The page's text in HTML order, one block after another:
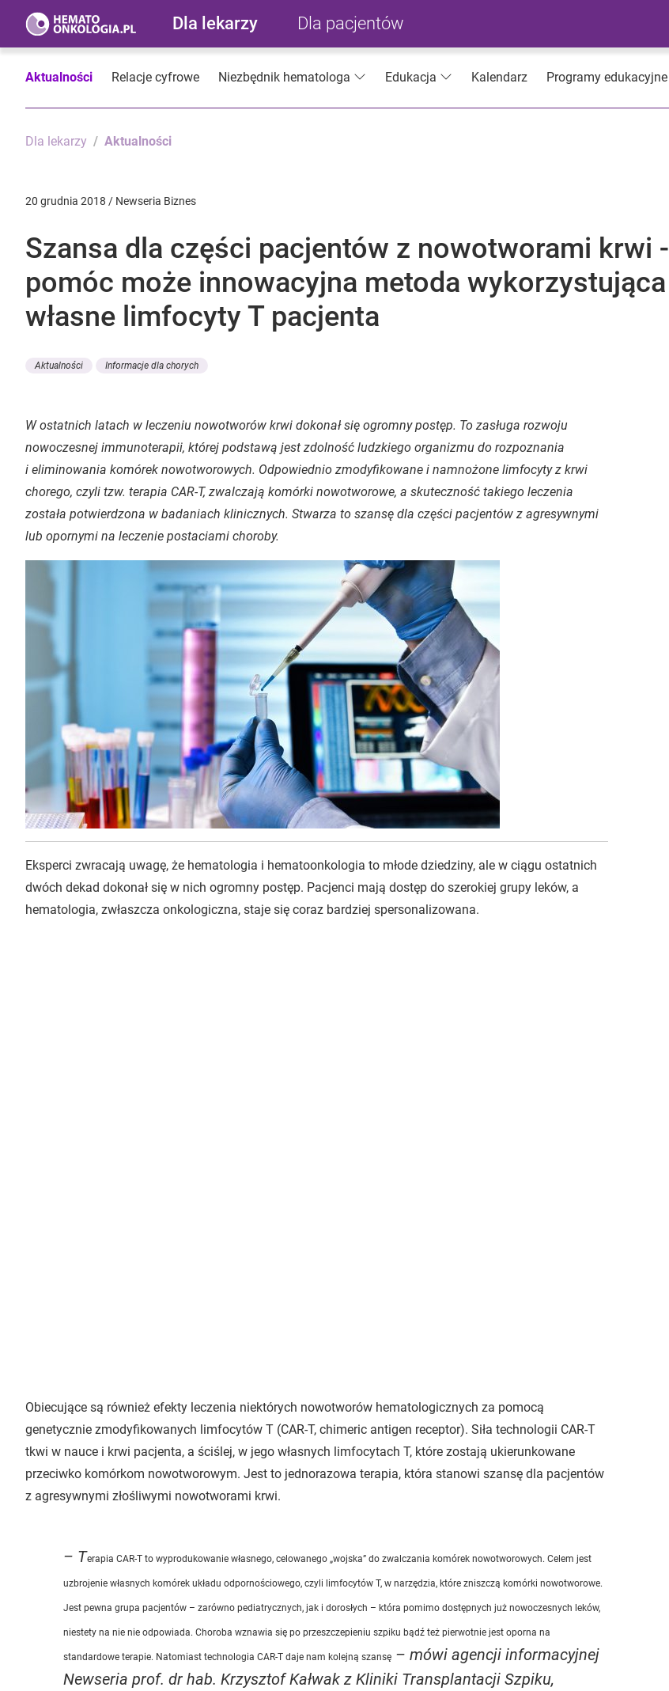
Dla lekarzy Dla pacjentów
Aktualności Relacje cyfrowe Niezbędnik hematologa Edukacja Kalendarz Programy edukacyjne
Dla lekarzy Aktualności
20 grudnia 2018 / Newseria Biznes
Szansa dla części pacjentów z nowotworami krwi -
pomóc może innowacyjna metoda wykorzystująca
własne limfocyty T pacjenta
Aktualności Informacje dla chorych
W ostatnich latach w leczeniu nowotworów krwi dokonał się ogromny postęp. To zasługa rozwoju
nowoczesnej immunoterapii, której podstawą jest zdolność ludzkiego organizmu do rozpoznania
i eliminowania komórek nowotworowych. Odpowiednio zmodyfikowane i namnożone limfocyty z krwi
chorego, czyli tzw. terapia CAR-T, zwalczają komórki nowotworowe, a skuteczność takiego leczenia
została potwierdzona w badaniach klinicznych. Stwarza to szansę dla części pacjentów z agresywnymi
lub opornymi na leczenie postaciami choroby.
Eksperci zwracają uwagę, że hematologia i hematoonkologia to młode dziedziny, ale w ciągu ostatnich
dwóch dekad dokonał się w nich ogromny postęp. Pacjenci mają dostęp do szerokiej grupy leków, a
hematologia, zwłaszcza onkologiczna, staje się coraz bardziej spersonalizowana.
Obiecujące są również efekty leczenia niektórych nowotworów hematologicznych za pomocą
genetycznie zmodyfikowanych limfocytów T (CAR-T, chimeric antigen receptor). Siła technologii CAR-T
tkwi w nauce i krwi pacjenta, a ściślej, w jego własnych limfocytach T, które zostają ukierunkowane
przeciwko komórkom nowotworowym. Jest to jednorazowa terapia, która stanowi szansę dla pacjentów
z agresywnymi złośliwymi nowotworami krwi.
– Terapia CAR-T to wyprodukowanie własnego, celowanego „wojska” do zwalczania komórek nowotworowych. Celem jest
uzbrojenie własnych komórek układu odpornościowego, czyli limfocytów T, w narzędzia, które zniszczą komórki nowotworowe.
Jest pewna grupa pacjentów – zarówno pediatrycznych, jak i dorosłych – która pomimo dostępnych już nowoczesnych leków,
niestety na nie nie odpowiada. Choroba wznawia się po przeszczepieniu szpiku bądź też pierwotnie jest oporna na
standardowe terapie. Natomiast technologia CAR-T daje nam kolejną szansę – mówi agencji informacyjnej
Newseria prof. dr hab. Krzysztof Kałwak z Kliniki Transplantacji Szpiku,